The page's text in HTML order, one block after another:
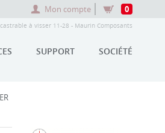
Mon compte 0
à visser 11-28 - Maurin Composants
SUPPORT SOCIÉTÉ